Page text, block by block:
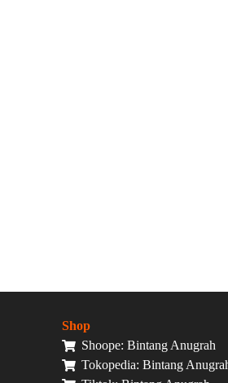
Shop
Shoope: Bintang Anugrah
Tokopedia: Bintang